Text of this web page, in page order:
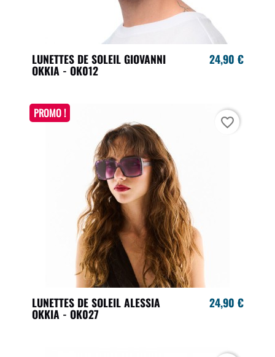
LUNETTES DE SOLEIL GIOVANNI
OKKIA - OK012
24,90 €
LUNETTES DE SOLEIL ALESSIA
OKKIA - OK027
24,90 €
PROMO !
favorite_border